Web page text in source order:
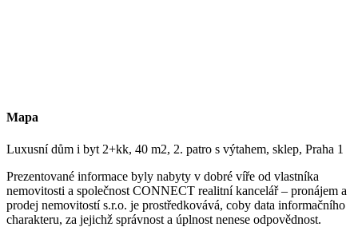
Mapa
Luxusní dům i byt 2+kk, 40 m2, 2. patro s výtahem, sklep, Praha 1
Prezentované informace byly nabyty v dobré víře od vlastníka
nemovitosti a společnost CONNECT realitní kancelář – pronájem a
prodej nemovitostí s.r.o. je prostředkovává, coby data informačního
charakteru, za jejichž správnost a úplnost nenese odpovědnost.